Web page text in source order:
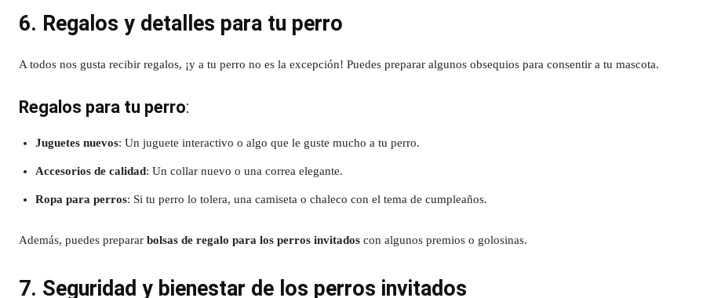
6. Regalos y detalles para tu perro
A todos nos gusta recibir regalos, ¡y a tu perro no es la excepción! Puedes preparar algunos obsequios para consentir a tu mascota.
Regalos para tu perro:
Juguetes nuevos: Un juguete interactivo o algo que le guste mucho a tu perro.
Accesorios de calidad: Un collar nuevo o una correa elegante.
Ropa para perros: Si tu perro lo tolera, una camiseta o chaleco con el tema de cumpleaños.
Además, puedes preparar bolsas de regalo para los perros invitados con algunos premios o golosinas.
7. Seguridad y bienestar de los perros invitados